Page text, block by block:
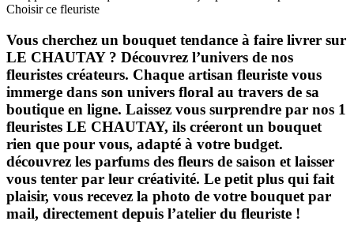
Choisir ce fleuriste
Vous cherchez un bouquet tendance à faire livrer sur
LE CHAUTAY ? Découvrez l’univers de nos
fleuristes créateurs. Chaque artisan fleuriste vous
immerge dans son univers floral au travers de sa
boutique en ligne. Laissez vous surprendre par nos 1
fleuristes LE CHAUTAY, ils créeront un bouquet
rien que pour vous, adapté à votre budget.
découvrez les parfums des fleurs de saison et laisser
vous tenter par leur créativité. Le petit plus qui fait
plaisir, vous recevez la photo de votre bouquet par
mail, directement depuis l’atelier du fleuriste !